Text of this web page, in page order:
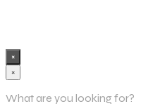
×
×
What are you looking for?